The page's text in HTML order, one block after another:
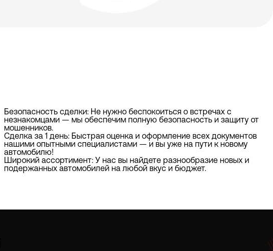
Безопасность сделки: Не нужно беспокоиться о встречах с
незнакомцами — мы обеспечим полную безопасность и защиту от
мошенников.
Сделка за 1 день: Быстрая оценка и оформление всех документов
нашими опытными специалистами — и вы уже на пути к новому
автомобилю!
Широкий ассортимент: У нас вы найдете разнообразие новых и
подержанных автомобилей на любой вкус и бюджет.